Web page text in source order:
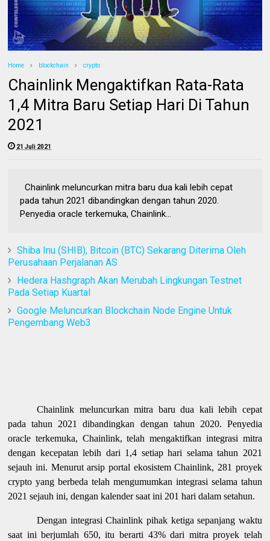
Home blockchain crypto
Chainlink Mengaktifkan Rata-Rata
1,4 Mitra Baru Setiap Hari Di Tahun
2021
21 Juli 2021
Chainlink meluncurkan mitra baru dua kali lebih cepat
pada tahun 2021 dibandingkan dengan tahun 2020.
Penyedia oracle terkemuka, Chainlink...
Shiba Inu (SHIB), Bitcoin (BTC) Sekarang Diterima Oleh
Perusahaan Perjalanan AS
Hedera Hashgraph Akan Merubah Lingkungan Testnet
Pada Setiap Kuartal
Google Meluncurkan Blockchain Node Engine Untuk
Pengembang Web3
Chainlink meluncurkan mitra baru dua kali lebih cepat
pada tahun 2021 dibandingkan dengan tahun 2020. Penyedia
oracle terkemuka, Chainlink, telah mengaktifkan integrasi mitra
dengan kecepatan lebih dari 1,4 setiap hari selama tahun 2021
sejauh ini. Menurut arsip portal ekosistem Chainlink, 281 proyek
crypto yang berbeda telah mengumumkan integrasi selama tahun
2021 sejauh ini, dengan kalender saat ini 201 hari dalam setahun.
Dengan integrasi Chainlink pihak ketiga sepanjang waktu
saat ini berjumlah 650, itu berarti 43% dari mitra proyek telah